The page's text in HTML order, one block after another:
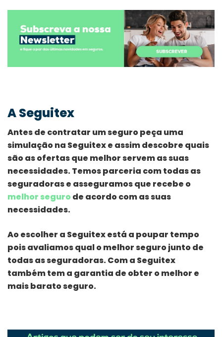
A Seguitex
Antes de contratar um seguro peça uma
simulação na Seguitex e assim descobre quais
são as ofertas que melhor servem as suas
necessidades. Temos parceria com todas as
seguradoras e asseguramos que recebe o
melhor seguro de acordo com as suas
necessidades.
Ao escolher a Seguitex está a poupar tempo
pois avaliamos qual o melhor seguro junto de
todas as seguradoras. Com a Seguitex
também tem a garantia de obter o melhor e
mais barato seguro.